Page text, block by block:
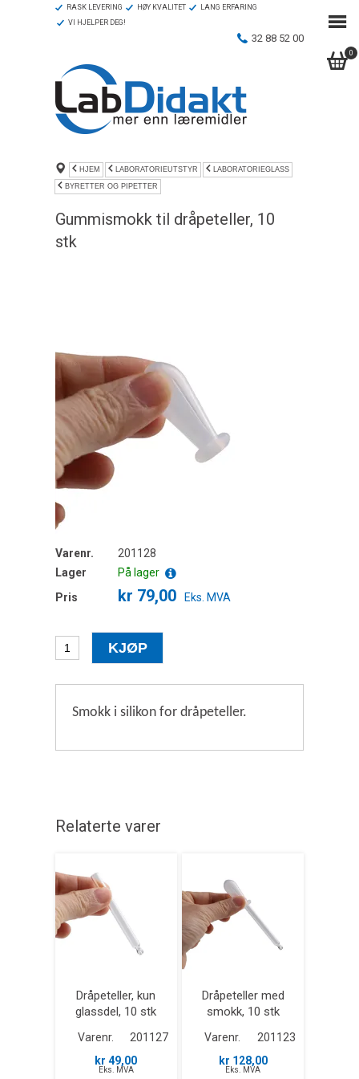
0
RASK LEVERING HØY KVALITET
LANG ERFARING
VI HJELPER DEG!
32 88 52 00
HJEM LABORATORIEUTSTYR LABORATORIEGLASS
BYRETTER OG PIPETTER
Gummismokk til dråpeteller, 10
stk
Varenr.
201128
Lager
På lager
Pris
kr 79,00 Eks. MVA
Smokk i silikon for dråpeteller.
Relaterte varer
Dråpeteller, kun
glassdel, 10 stk
Varenr.
201127
kr 49,00
Eks. MVA
Dråpeteller med
smokk, 10 stk
Varenr.
201123
kr 128,00
Eks. MVA